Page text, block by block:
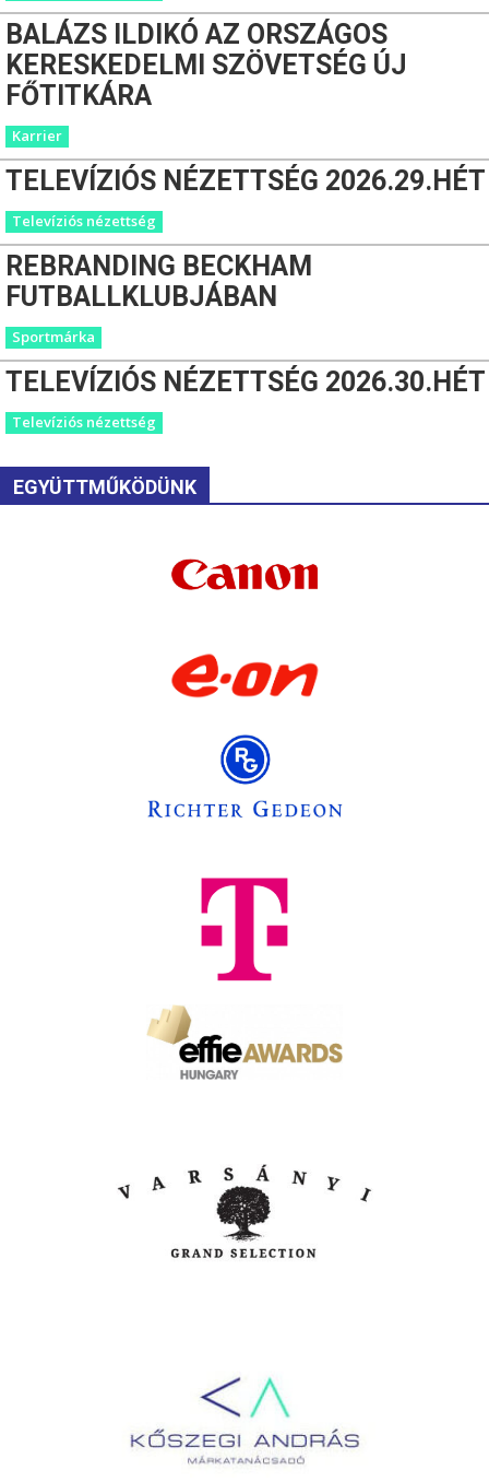
BALÁZS ILDIKÓ AZ ORSZÁGOS
KERESKEDELMI SZÖVETSÉG ÚJ
FŐTITKÁRA
Karrier
TELEVÍZIÓS NÉZETTSÉG 2026.29.HÉT
Televíziós nézettség
REBRANDING BECKHAM
FUTBALLKLUBJÁBAN
Sportmárka
TELEVÍZIÓS NÉZETTSÉG 2026.30.HÉT
Televíziós nézettség
EGYÜTTMŰKÖDÜNK